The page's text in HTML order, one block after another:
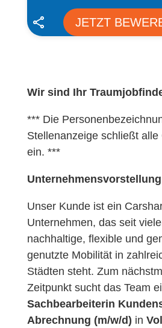
JETZT
Wir sind Ihr
*** Die
Stellenanzeige schließt
ein. ***
Unternehmensvorstellung
Unser Kunde ist ein
Unternehmen, das seit
nachhaltige, flexible und
genutzte Mobilität in
Städten steht. Zum
Zeitpunkt sucht das Team
Sachbearbeiterin
Abrechnung (m/w/d) in